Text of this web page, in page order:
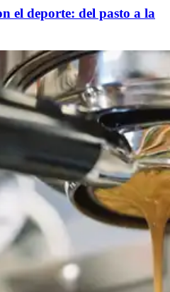
el deporte: del pasto a la